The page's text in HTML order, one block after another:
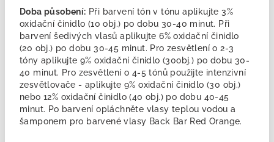
Doba působení: Při barvení tón v tónu aplikujte 3%
oxidační činidlo (10 obj.) po dobu 30-40 minut. Při
barvení šedivých vlasů aplikujte 6% oxidační činidlo
(20 obj.) po dobu 30-45 minut. Pro zesvětlení o 2-3
tóny aplikujte 9% oxidační činidlo (30obj.) po dobu 30-
40 minut. Pro zesvětlení o 4-5 tónů použijte intenzivní
zesvětlovače - aplikujte 9% oxidační činidlo (30 obj.)
nebo 12% oxidační činidlo (40 obj.) po dobu 40-45
minut. Po barvení opláchněte vlasy teplou vodou a
šamponem pro barvené vlasy Back Bar Red Orange.